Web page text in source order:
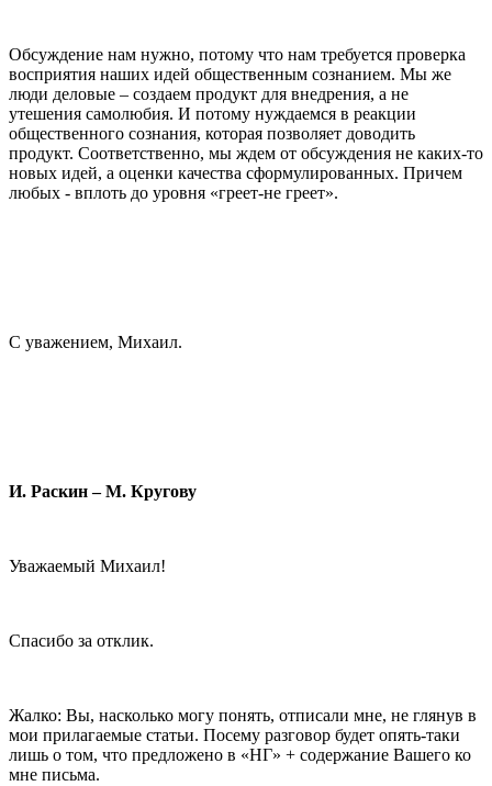
Обсуждение нам нужно, потому что нам требуется проверка
восприятия наших идей общественным сознанием. Мы же
люди деловые – создаем продукт для внедрения, а не
утешения самолюбия. И потому нуждаемся в реакции
общественного сознания, которая позволяет доводить
продукт. Соответственно, мы ждем от обсуждения не каких-то
новых идей, а оценки качества сформулированных. Причем
любых - вплоть до уровня «греет-не греет».
С уважением, Михаил.
И. Раскин – М. Кругову
Уважаемый Михаил!
Спасибо за отклик.
Жалко: Вы, насколько могу понять, отписали мне, не глянув в
мои прилагаемые статьи. Посему разговор будет опять-таки
лишь о том, что предложено в «НГ» + содержание Вашего ко
мне письма.